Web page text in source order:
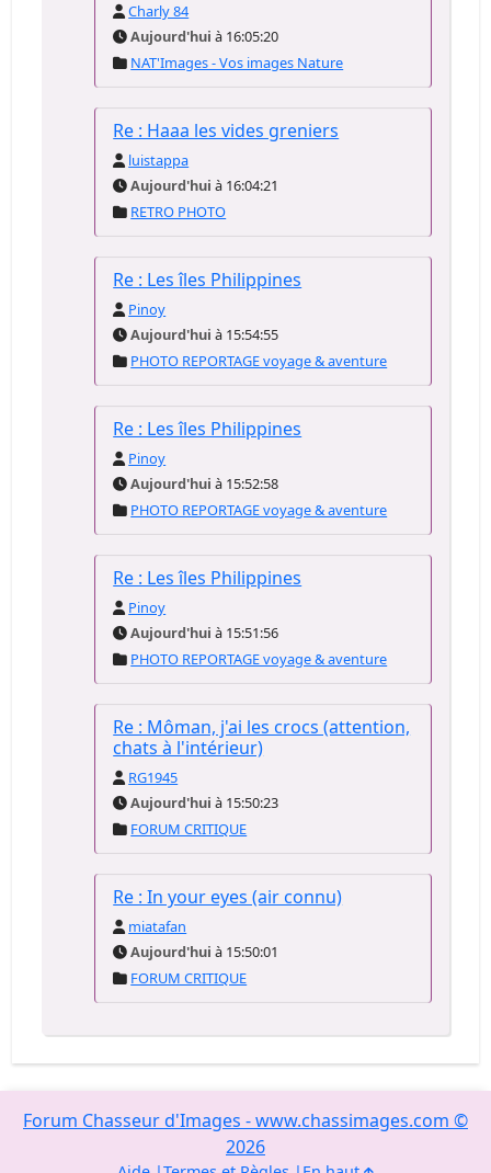
Charly 84
Aujourd'hui à 16:05:20
NAT'Images - Vos images Nature
Re : Haaa les vides greniers
luistappa
Aujourd'hui à 16:04:21
RETRO PHOTO
Re : Les îles Philippines
Pinoy
Aujourd'hui à 15:54:55
PHOTO REPORTAGE voyage & aventure
Re : Les îles Philippines
Pinoy
Aujourd'hui à 15:52:58
PHOTO REPORTAGE voyage & aventure
Re : Les îles Philippines
Pinoy
Aujourd'hui à 15:51:56
PHOTO REPORTAGE voyage & aventure
Re : Môman, j'ai les crocs (attention,
chats à l'intérieur)
RG1945
Aujourd'hui à 15:50:23
FORUM CRITIQUE
Re : In your eyes (air connu)
miatafan
Aujourd'hui à 15:50:01
FORUM CRITIQUE
Forum Chasseur d'Images - www.chassimages.com ©
2026